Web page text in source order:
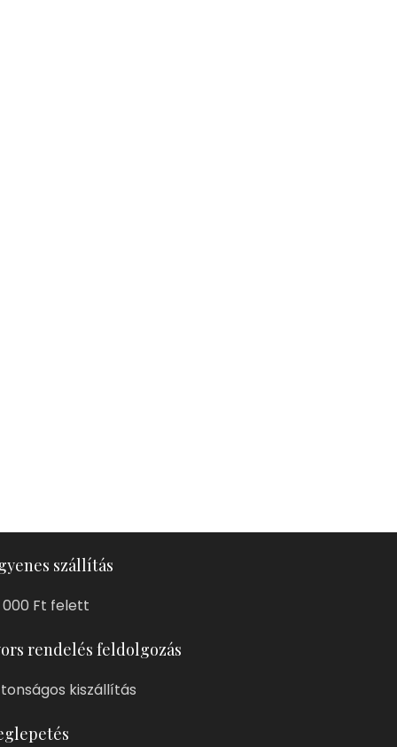
szállítás
000 Ft felett
rendelés feldolgozás
kiszállítás